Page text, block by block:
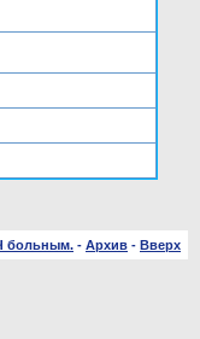
больным. - Архив - Вверх